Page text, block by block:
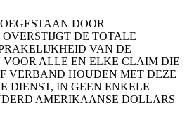
DOOR
DE TOTALE
VAN DE
ALLE EN ELKE CLAIM DIE
VERBAND HOUDEN MET DEZE
DIENST, IN GEEN ENKELE
AMERIKAANSE DOLLARS